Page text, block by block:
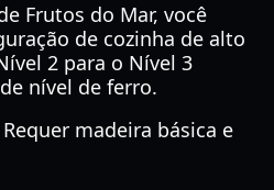
Frutos do Mar, você
de cozinha de alto
2 para o Nível 3
nível de ferro.
Requer madeira básica e